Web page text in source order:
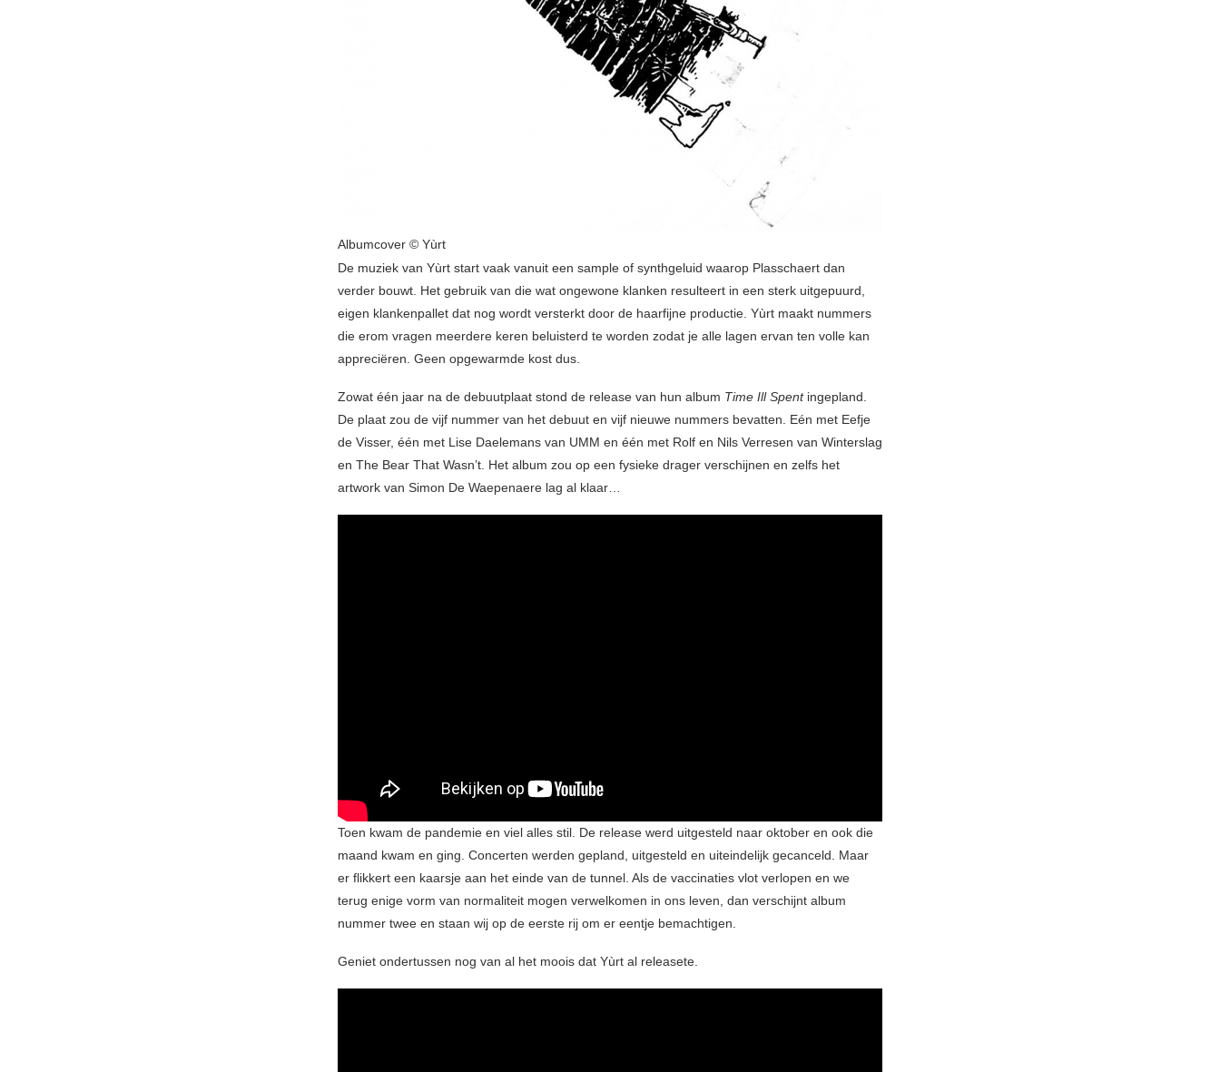
Albumcover © Yùrt
De muziek van Yùrt start vaak vanuit een sample of synthgeluid waarop Plasschaert dan
verder bouwt. Het gebruik van die wat ongewone klanken resulteert in een sterk uitgepuurd,
eigen klankenpallet dat nog wordt versterkt door de haarfijne productie. Yùrt maakt nummers
die erom vragen meerdere keren beluisterd te worden zodat je alle lagen ervan ten volle kan
appreciëren. Geen opgewarmde kost dus.
Zowat één jaar na de debuutplaat stond de release van hun album Time Ill Spentingepland.
De plaat zou de vijf nummer van het debuut en vijf nieuwe nummers bevatten. Eén met Eefje
de Visser, één met Lise Daelemans van UMM en één met Rolf en Nils Verresen van Winterslag
en The Bear That Wasn’t. Het album zou op een fysieke drager verschijnen en zelfs het
artwork van Simon De Waepenaere lag al klaar…
Toen kwam de pandemie en viel alles stil. De release werd uitgesteld naar oktober en ook die
maand kwam en ging. Concerten werden gepland, uitgesteld en uiteindelijk gecanceld. Maar
er flikkert een kaarsje aan het einde van de tunnel. Als de vaccinaties vlot verlopen en we
terug enige vorm van normaliteit mogen verwelkomen in ons leven, dan verschijnt album
nummer twee en staan wij op de eerste rij om er eentje bemachtigen.
Geniet ondertussen nog van al het moois dat Yùrt al releasete.